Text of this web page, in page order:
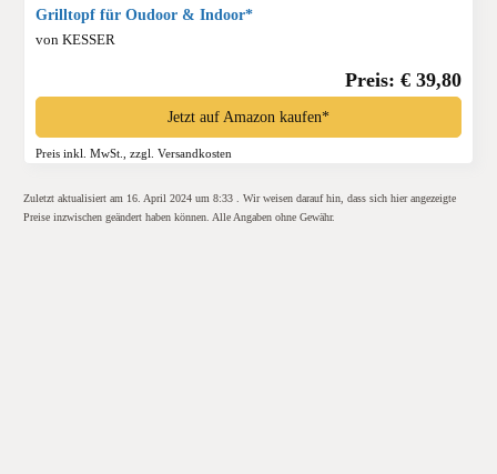
Grilltopf für Oudoor & Indoor*
von KESSER
Preis: € 39,80
Jetzt auf Amazon kaufen*
Preis inkl. MwSt., zzgl. Versandkosten
Zuletzt aktualisiert am 16. April 2024 um 8:33 . Wir weisen darauf hin, dass sich hier angezeigte
Preise inzwischen geändert haben können. Alle Angaben ohne Gewähr.